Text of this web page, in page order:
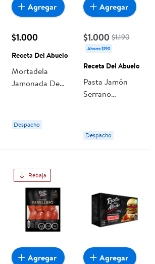
$1.000
Receta Del Abuelo
Mortadela
Jamonada De
Abuelo
Despacho
Agregar
$1.000 $1.190
Ahorra $190
Receta Del Abuelo
Pasta Jamón
Serrano
Abuelo
Despacho
Agregar
Rebaja
Agregar Agregar